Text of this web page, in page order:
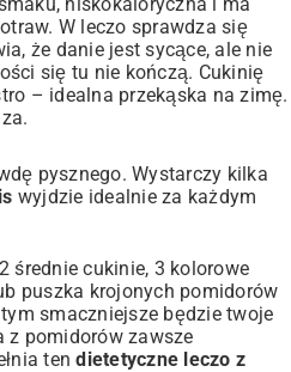
W leczo sprawdza się
że danie jest sycące, ale nie
się tu nie kończą. Cukinię
– idealna przekąska na zimę.
pysznego. Wystarczy kilka
wyjdzie idealnie za każdym
cukinie, 3 kolorowe
puszka krojonych pomidorów
smaczniejsze będzie twoje
z pomidorówzawsze
tendietetyczne leczo z